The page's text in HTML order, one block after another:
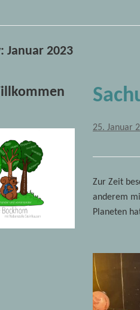
Januar 2023
25. Januar
Zur Zeit
anderem
Planeten